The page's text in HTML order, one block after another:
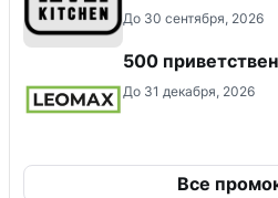
До 30 сентября, 2026
500
До 31 декабря, 2026
Все